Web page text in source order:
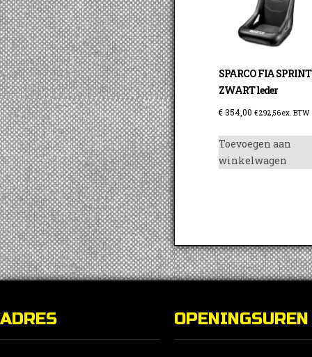
SPARCO FIA SPRINT
ZWART leder
€ 354,00 €292,56ex. BTW
Toevoegen aan
winkelwagen
ADRES OPENINGSUREN